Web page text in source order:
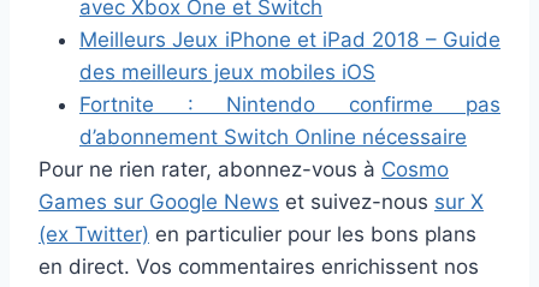
avec Xbox One et Switch
Meilleurs Jeux iPhone et iPad 2018 – Guide
des meilleurs jeux mobiles iOS
Fortnite : Nintendo confirme pas
d’abonnement Switch Online nécessaire
Pour ne rien rater, abonnez-vous à Cosmo
Games sur Google News et suivez-nous sur X
(ex Twitter) en particulier pour les bons plans
en direct. Vos commentaires enrichissent nos